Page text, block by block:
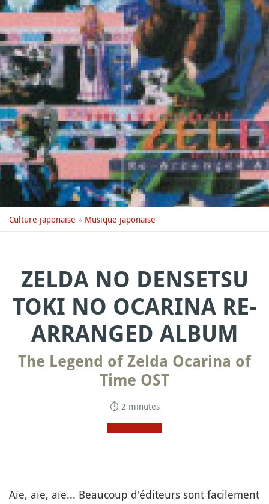
Culture japonaise » Musique japonaise
ZELDA NO DENSETSU
TOKI NO OCARINA RE-
ARRANGED ALBUM
The Legend of Zelda Ocarina of
Time OST
⏱ 2 minutes
Aïe, aïe, aïe... Beaucoup d'éditeurs sont facilement